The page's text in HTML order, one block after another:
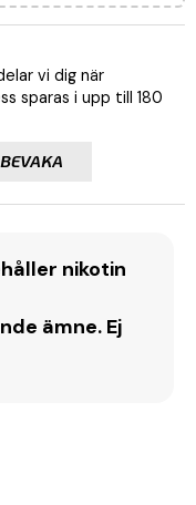
vi dig när
sparas i upp till 180
BEVAKA
nikotin
ämne. Ej